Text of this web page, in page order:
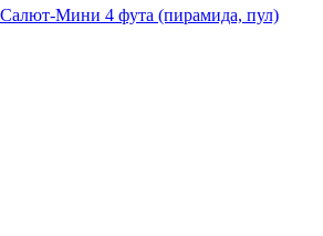
Мини 4 фута (пирамида, пул)